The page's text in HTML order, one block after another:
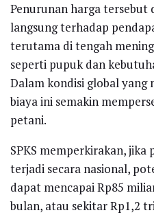
Penurunan harga tersebut
langsung terhadap
terutama di tengah
seperti pupuk dan
Dalam kondisi global yang
biaya ini semakin
petani.
SPKS memperkirakan, jika
terjadi secara nasional,
dapat mencapai Rp85
bulan, atau sekitar Rp1,2